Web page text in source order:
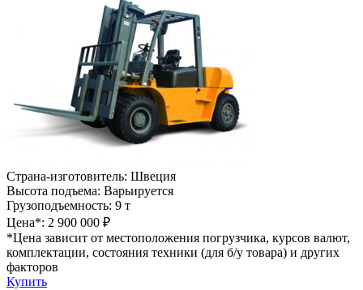
Страна-изготовитель: Швеция
Высота подъема: Варьируется
Грузоподъемность: 9 т
Цена*: 2 900 000 ₽
*Цена зависит от местоположения погрузчика, курсов валют,
комплектации, состояния техники (для б/у товара) и других
факторов
Купить